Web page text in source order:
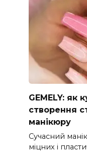
GEMELY: як
створення
манікюру
Сучасний
міцних і